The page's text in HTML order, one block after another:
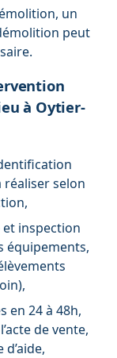
un
peut
à Oytier-
réaliser selon
et inspection
équipements,
en 24 à 48h,
de vente,